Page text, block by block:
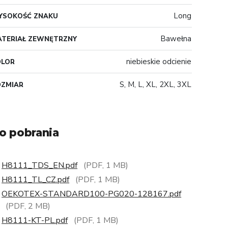
ZNAKU Long
ZEWNĘTRZNY Bawełna
niebieskie odcienie
S, M, L, XL, 2XL, 3XL
pobrania
H8111_TDS_EN.pdf (PDF, 1 MB)
H8111_TL_CZ.pdf (PDF, 1 MB)
OEKOTEX-STANDARD100-PG020-128167.pdf
(PDF, 2 MB)
H8111-KT-PL.pdf (PDF, 1 MB)